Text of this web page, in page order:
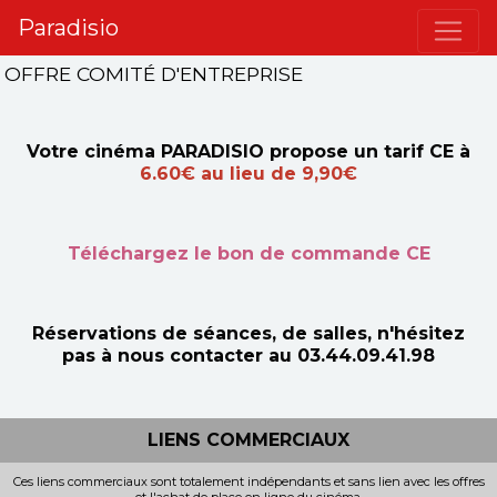
Paradisio
OFFRE COMITÉ D'ENTREPRISE
Votre cinéma PARADISIO propose un tarif CE à
6.60€ au lieu de 9,90€
Téléchargez le bon de commande CE
Réservations de séances, de salles, n'hésitez
pas à nous contacter au 03.44.09.41.98
LIENS COMMERCIAUX
Ces liens commerciaux sont totalement indépendants et sans lien avec les offres